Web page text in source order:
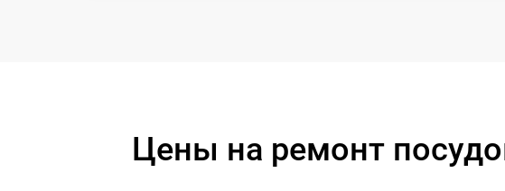
Цены на ремонт